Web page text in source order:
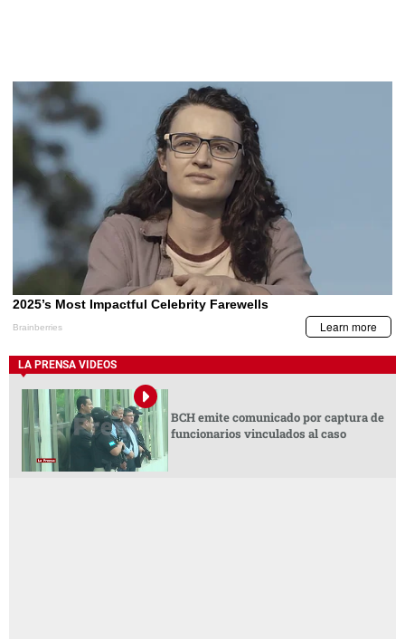
LA PRENSA VIDEOS
BCH emite comunicado por captura de
funcionarios vinculados al caso